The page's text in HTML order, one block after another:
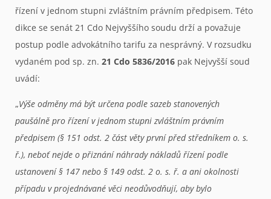
řízení v jednom stupni zvláštním právním předpisem. Této
dikce se senát 21 Cdo Nejvyššího soudu drží a považuje
postup podle advokátního tarifu za nesprávný. V rozsudku
vydaném pod sp. zn. 21 Cdo 5836/2016 pak Nejvyšší soud
uvádí:
„Výše odměny má být určena podle sazeb stanovených
paušálně pro řízení v jednom stupni zvláštním právním
předpisem (§ 151 odst. 2 část věty první před středníkem o. s.
ř.), neboť nejde o přiznání náhrady nákladů řízení podle
ustanovení § 147 nebo § 149 odst. 2 o. s. ř. a ani okolnosti
případu v projednávané věci neodůvodňují, aby bylo